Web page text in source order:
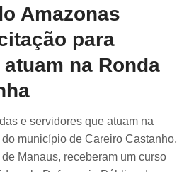
Amazonas
para
na Ronda
e servidores que atuam na
município de Careiro Castanho,
Manaus, receberam um curso